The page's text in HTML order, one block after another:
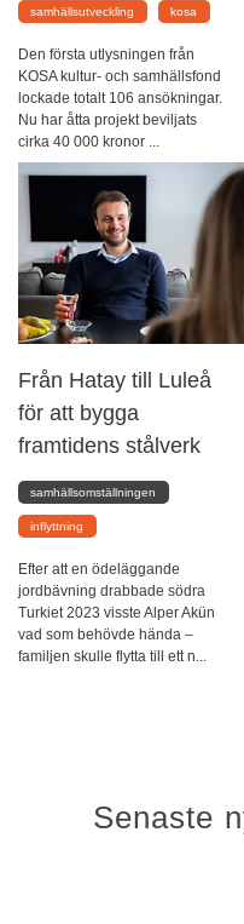
samhällsutveckling kosa
Den första utlysningen från
KOSA kultur- och samhällsfond
lockade totalt 106 ansökningar.
Nu har åtta projekt beviljats
cirka 40 000 kronor ...
Från Hatay till Luleå
för att bygga
framtidens stålverk
samhällsomställningen
inflyttning
Efter att en ödeläggande
jordbävning drabbade södra
Turkiet 2023 visste Alper Akün
vad som behövde hända –
familjen skulle flytta till ett n...
Senaste